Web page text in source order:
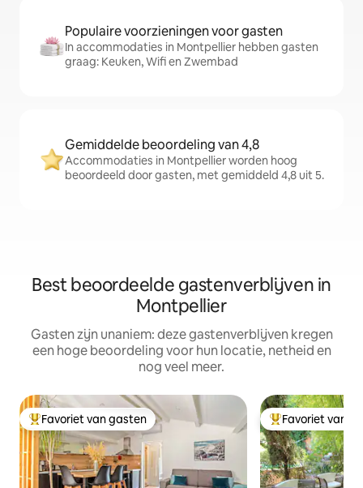
Populaire voorzieningen voor gasten
In accommodaties in Montpellier hebben gasten
graag: Keuken, Wifi en Zwembad
Gemiddelde beoordeling van 4,8
Accommodaties in Montpellier worden hoog
beoordeeld door gasten, met gemiddeld 4,8 uit 5.
Best beoordeelde gastenverblijven in
Montpellier
Gasten zijn unaniem: deze gastenverblijven kregen
een hoge beoordeling voor hun locatie, netheid en
nog veel meer.
Topfavoriet van gasten
Favoriet van gasten Topfavoriet van
Favoriet van